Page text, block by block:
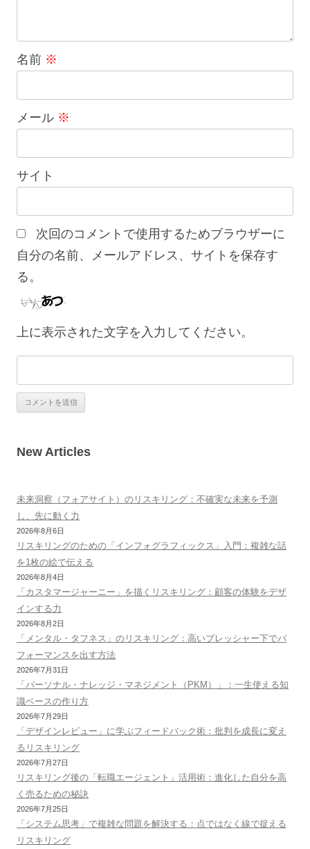
名前 ※
メール ※
サイト
次回のコメントで使用するためブラウザーに
自分の名前、メールアドレス、サイトを保存す
る。
上に表示された文字を入力してください。
New Articles
未来洞察（フォアサイト）のリスキリング：不確実な未来を予測
し、先に動く力
2026年8月6日
リスキリングのための「インフォグラフィックス」入門：複雑な話
を1枚の絵で伝える
2026年8月4日
「カスタマージャーニー」を描くリスキリング：顧客の体験をデザ
インする力
2026年8月2日
「メンタル・タフネス」のリスキリング：高いプレッシャー下でパ
フォーマンスを出す方法
2026年7月31日
「パーソナル・ナレッジ・マネジメント（PKM）」：一生使える知
識ベースの作り方
2026年7月29日
「デザインレビュー」に学ぶフィードバック術：批判を成長に変え
るリスキリング
2026年7月27日
リスキリング後の「転職エージェント」活用術：進化した自分を高
く売るための秘訣
2026年7月25日
「システム思考」で複雑な問題を解決する：点ではなく線で捉える
リスキリング